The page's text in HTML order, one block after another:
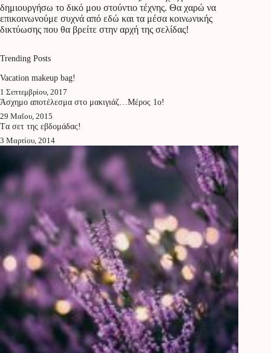
δημιουργήσω το δικό μου στούντιο τέχνης. Θα χαρώ να
επικοινωνούμε συχνά από εδώ και τα μέσα κοινωνικής
δικτύωσης που θα βρείτε στην αρχή της σελίδας!
Trending Posts
Vacation makeup bag!
1 Σεπτεμβρίου, 2017
Άσχημο αποτέλεσμα στο μακιγιάζ…Μέρος 1ο!
29 Μαΐου, 2015
Tα σετ της εβδομάδας!
3 Μαρτίου, 2014